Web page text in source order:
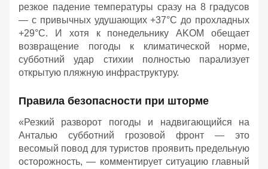
резкое падение температуры сразу на 8 градусов
— с привычных удушающих +37°C до прохладных
+29°C. И хотя к понедельнику AKOM обещает
возвращение погоды к климатической норме,
субботний удар стихии полностью парализует
открытую пляжную инфраструктуру.
Правила безопасности при шторме
«Резкий разворот погоды и надвигающийся на
Анталью субботний грозовой фронт — это
весомый повод для туристов проявить предельную
осторожность, — комментирует ситуацию главный